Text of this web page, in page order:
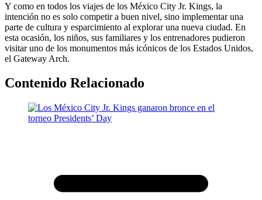
Y como en todos los viajes de los México City Jr. Kings, la
intención no es solo competir a buen nivel, sino implementar una
parte de cultura y esparcimiento al explorar una nueva ciudad. En
esta ocasión, los niños, sus familiares y los entrenadores pudieron
visitar uno de los monumentos más icónicos de los Estados Unidos,
el Gateway Arch.
Contenido Relacionado